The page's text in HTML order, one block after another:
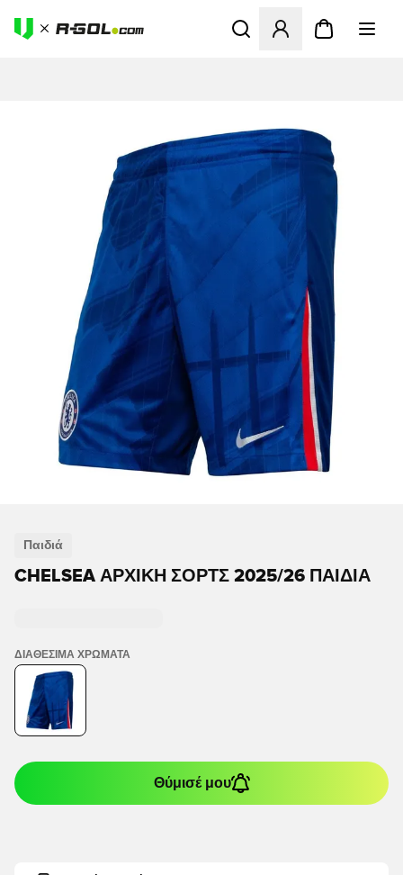
Ανοίγει ένα Modal για να
Παιδιά
CHELSEA ΑΡΧΙΚΉ ΣΟΡΤΣ 2025/26 ΠΑΙΔΙΆ
ΔΙΑΘΈΣΙΜΑ ΧΡΏΜΑΤΑ
Θύμισέ μου